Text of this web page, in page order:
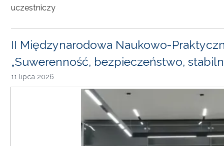
uczestniczy
II Międzynarodowa Naukowo-
„Suwerenność, bezpieczeństwo,
11 lipca 2026